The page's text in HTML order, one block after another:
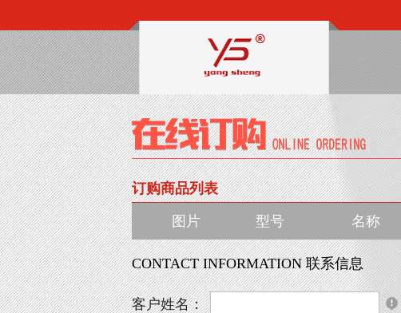
订购商品列表
图片 型号 名称
CONTACT INFORMATION 联系信息
客户姓名：